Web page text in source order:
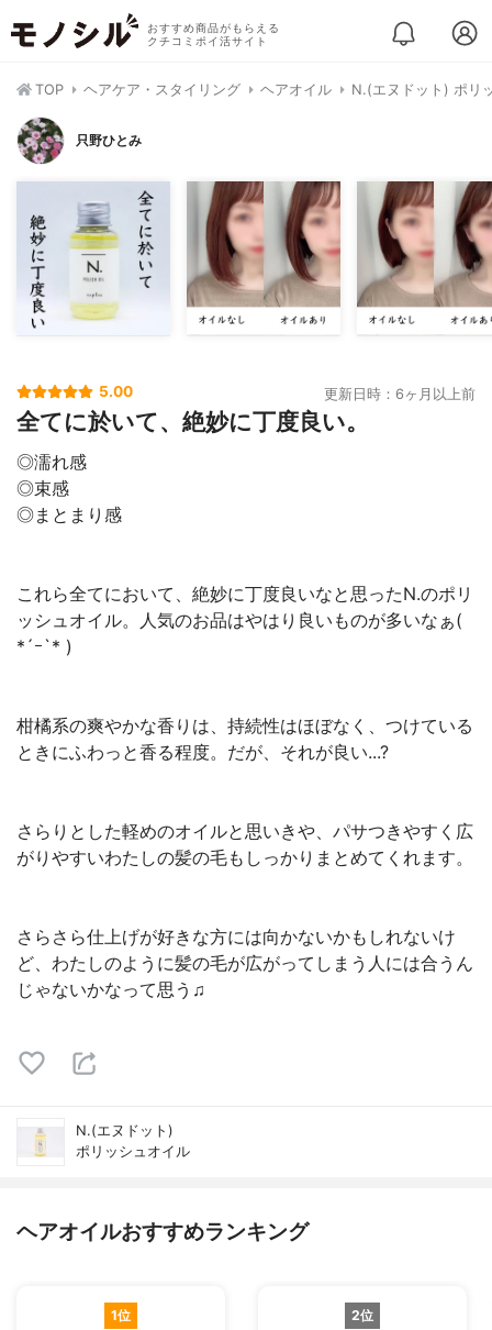
おすすめ商品がもらえる
クチコミポイ活サイト
TOP ヘアケア・スタイリング ヘアオイル N.(エヌドット) ポリ
只野ひとみ
5.00 更新日時：6ヶ月以上前
全てに於いて、絶妙に丁度良い。
◎濡れ感
◎束感
◎まとまり感
これら全てにおいて、絶妙に丁度良いなと思ったN.のポリ
ッシュオイル。人気のお品はやはり良いものが多いなぁ(
*´ｰ`* )
柑橘系の爽やかな香りは、持続性はほぼなく、つけている
ときにふわっと香る程度。だが、それが良い...?
さらりとした軽めのオイルと思いきや、パサつきやすく広
がりやすいわたしの髪の毛もしっかりまとめてくれます。
さらさら仕上げが好きな方には向かないかもしれないけ
ど、わたしのように髪の毛が広がってしまう人には合うん
じゃないかなって思う♫
N.(エヌドット)
ポリッシュオイル
ヘアオイルおすすめランキング
1位 2位